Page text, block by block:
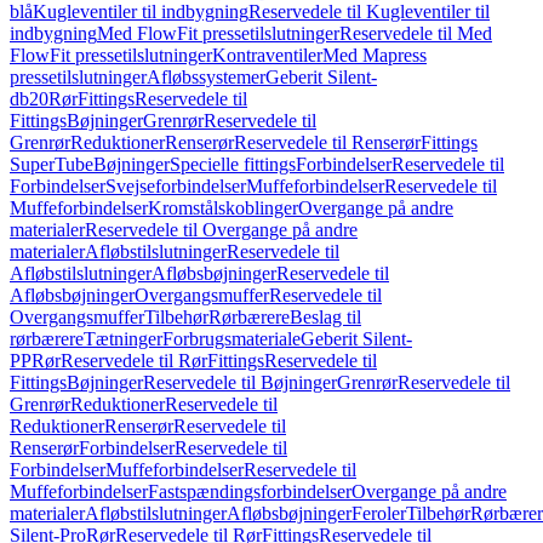
blåKugleventiler til indbygningReservedele til Kugleventiler til
indbygningMed FlowFit pressetilslutningerReservedele til Med
FlowFit pressetilslutningerKontraventilerMed Mapress
pressetilslutningerAfløbssystemerGeberit Silent-
db20RørFittingsReservedele til
FittingsBøjningerGrenrørReservedele til
GrenrørReduktionerRenserørReservedele til RenserørFittings
SuperTubeBøjningerSpecielle fittingsForbindelserReservedele til
ForbindelserSvejseforbindelserMuffeforbindelserReservedele til
MuffeforbindelserKromstålskoblingerOvergange på andre
materialerReservedele til Overgange på andre
materialerAfløbstilslutningerReservedele til
AfløbstilslutningerAfløbsbøjningerReservedele til
AfløbsbøjningerOvergangsmufferReservedele til
OvergangsmufferTilbehørRørbærereBeslag til
rørbærereTætningerForbrugsmaterialeGeberit Silent-
PPRørReservedele til RørFittingsReservedele til
FittingsBøjningerReservedele til BøjningerGrenrørReservedele til
GrenrørReduktionerReservedele til
ReduktionerRenserørReservedele til
RenserørForbindelserReservedele til
ForbindelserMuffeforbindelserReservedele til
MuffeforbindelserFastspændingsforbindelserOvergange på andre
materialerAfløbstilslutningerAfløbsbøjningerFerolerTilbehør
Silent-ProRørReservedele til RørFittingsReservedele til